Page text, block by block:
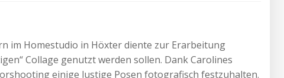
im Homestudio in Höxter diente zur Erarbeitung
Collage genutzt werden sollen. Dank Carolines
einige lustige Posen fotografisch festzuhalten.